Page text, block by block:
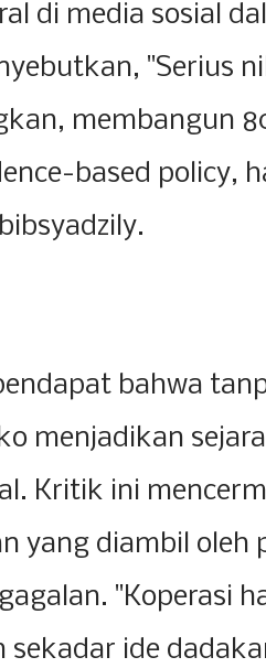
di media sosial
"Serius
membangun
based policy,
bahwa
menjadikan
Kritik ini
yang diambil oleh
"Koperasi
sekadar ide